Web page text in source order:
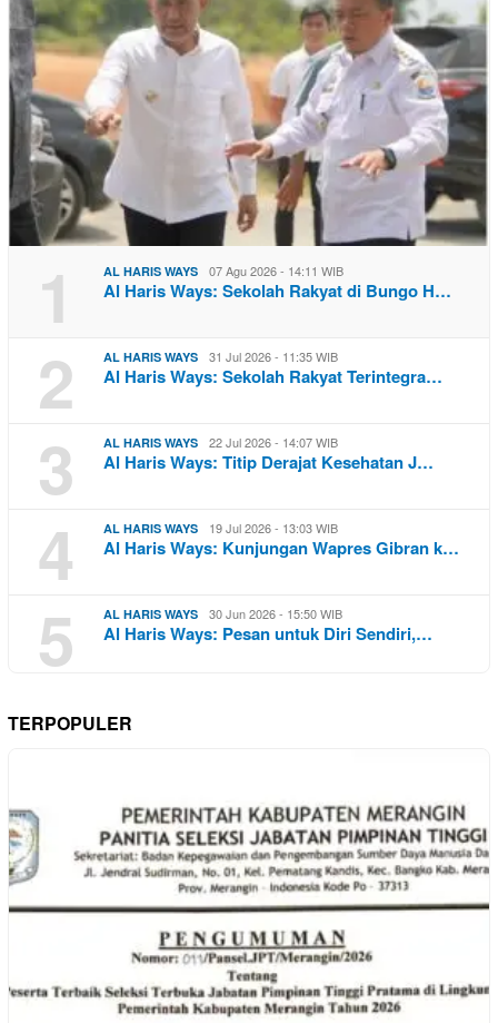
1 AL HARIS WAYS 07 Agu 2026 - 14:11 WIB
Al Haris Ways: Sekolah Rakyat di Bungo H…
2 AL HARIS WAYS 31 Jul 2026 - 11:35 WIB
Al Haris Ways: Sekolah Rakyat Terintegra…
3 AL HARIS WAYS 22 Jul 2026 - 14:07 WIB
Al Haris Ways: Titip Derajat Kesehatan J…
4 AL HARIS WAYS 19 Jul 2026 - 13:03 WIB
Al Haris Ways: Kunjungan Wapres Gibran k…
5 AL HARIS WAYS 30 Jun 2026 - 15:50 WIB
Al Haris Ways: Pesan untuk Diri Sendiri,…
TERPOPULER